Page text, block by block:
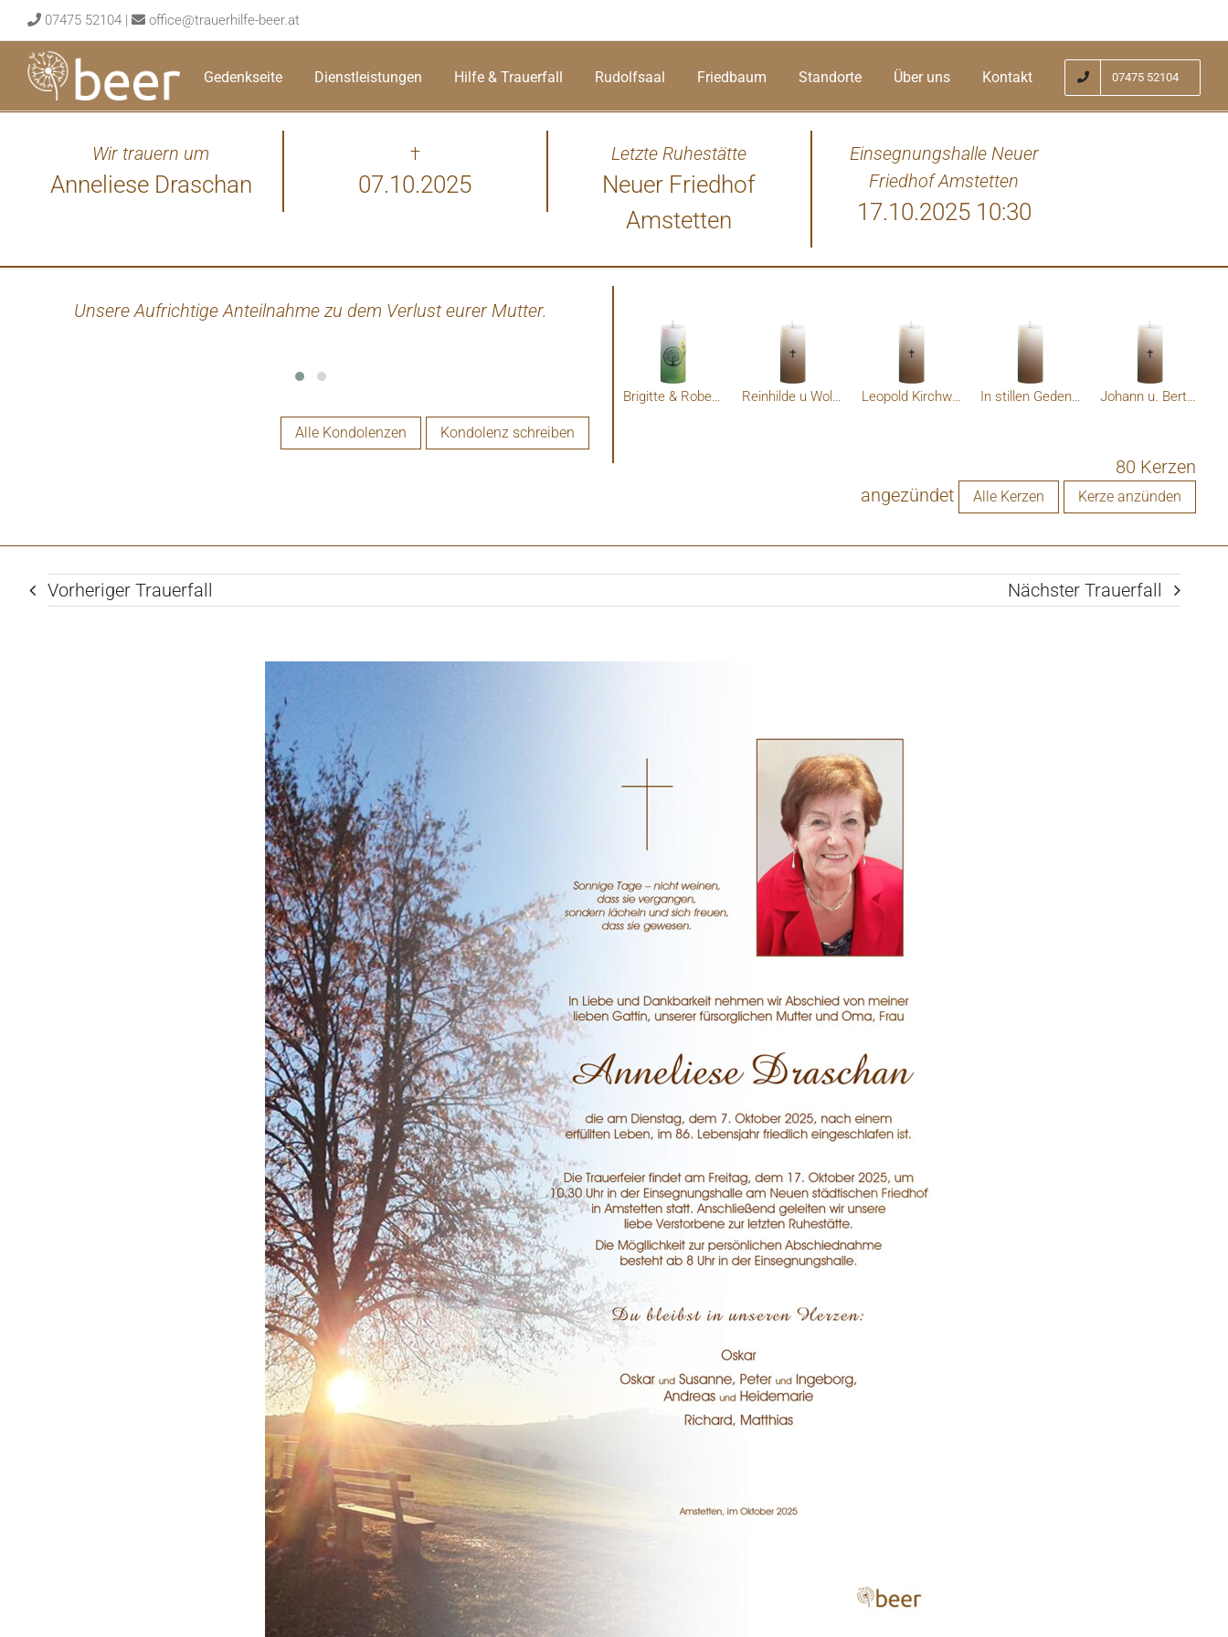
to
content
07475 52104 | office@trauerhilfe-beer.at
Gedenkseite Dienstleistungen Hilfe & Trauerfall Rudolfsaal Friedbaum Standorte Über uns Kontakt 07475 52104
Wir trauern um
Anneliese Draschan
†
07.10.2025
Letzte Ruhestätte
Neuer Friedhof
Amstetten
Einsegnungshalle Neuer
Friedhof Amstetten
17.10.2025 10:30
Unsere Aufrichtige Anteilnahme zu dem Verlust eurer Mutter.
bleibt auch für uns unvergessen. Aufrichtige Anteilnahme und in lieber
Erinnerung. Brigitte u. Robert Wurm
Alle Kondolenzen Kondolenz schreiben
Brigitte & Robert Wurm Reinhilde u Wolfgang Höbarth Leopold Kirchweger In stillen Gedenken letzte Grüße Johann u. Berta Aichinger
80 Kerzen
angezündet
Alle Kerzen Kerze anzünden
Vorheriger Trauerfall Nächster Trauerfall